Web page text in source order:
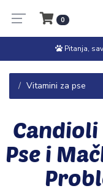
0
Pitanja,
Vitamini za pse
Candioli
Pse i